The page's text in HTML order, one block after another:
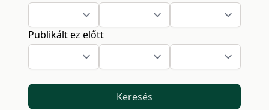
Publikált ez előtt
Keresés